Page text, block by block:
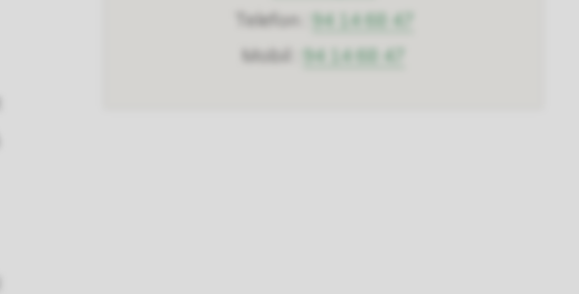
Margaret
Mauset
Telefon
94 14 68 47
Mobil
94 14 68 47